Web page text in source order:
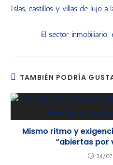
Islas, castillos y villas de lujo a
El sector
TAMBIÉN PODRÍA
Mismo ritmo y
“abiertas por
24/